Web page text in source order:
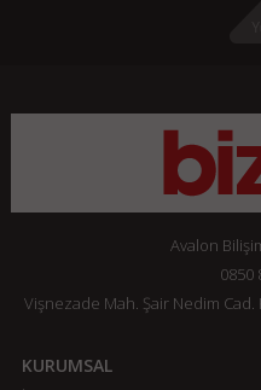
Avalon
0850
Vişnezade Mah. Şair Nedim Cad.
KURUMSAL